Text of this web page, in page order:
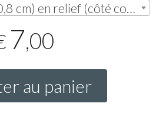
1 logo 2008 (3x0,8 cm) en relief (côté conducteur) | € 7,00
7,00
au panier